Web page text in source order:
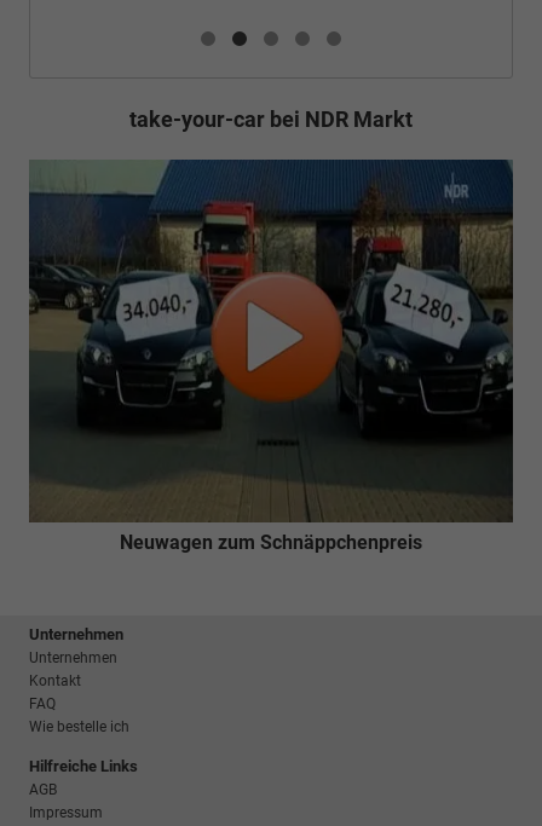
take-your-car bei NDR Markt
Neuwagen zum Schnäppchenpreis
Unternehmen
Unternehmen
Kontakt
FAQ
Wie bestelle ich
Hilfreiche Links
AGB
Impressum